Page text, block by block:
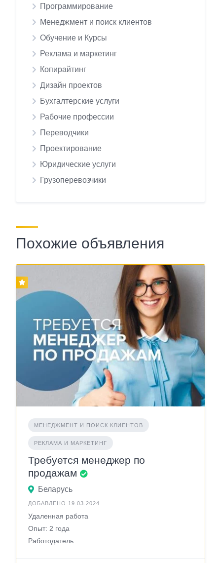
Программирование
Менеджмент и поиск клиентов
Обучение и Курсы
Реклама и маркетинг
Копирайтинг
Дизайн проектов
Бухгалтерские услуги
Рабочие профессии
Переводчики
Проектирование
Юридические услуги
Грузоперевозчики
Похожие объявления
МЕНЕДЖМЕНТ И ПОИСК КЛИЕНТОВ
РЕКЛАМА И МАРКЕТИНГ
Требуется менеджер по
продажам
Беларусь
ДОБАВЛЕНО 19.03.2024
Удаленная работа
Опыт: 2 года
Работодатель